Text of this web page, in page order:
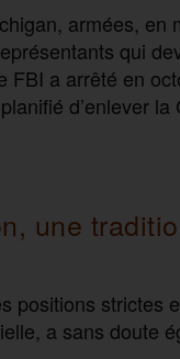
armées, en
qui
FBI a arrêté en
d’enlever la
une
positions strictes
a sans doute